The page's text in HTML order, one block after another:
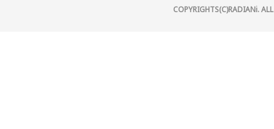
COPYRIGHTS(C)RADIANi. ALL